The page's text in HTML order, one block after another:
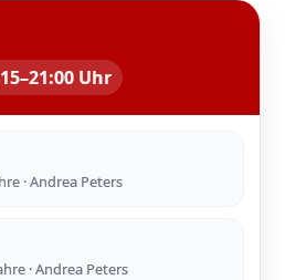
Uhr
· Andrea Peters
· Andrea Peters